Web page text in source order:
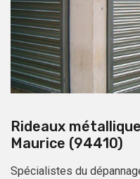
Rideaux
Maurice (94410)
Spécialistes du